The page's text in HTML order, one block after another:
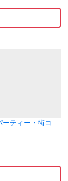
ティー・街コ